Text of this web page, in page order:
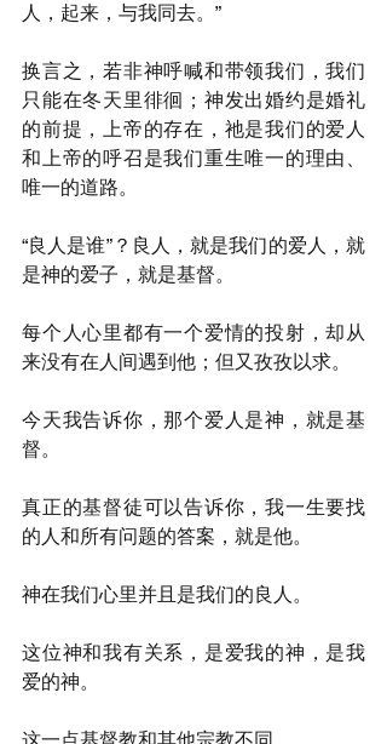
人，起来，与我同去。”
换言之，若非神呼喊和带领我们，我们
只能在冬天里徘徊；神发出婚约是婚礼
的前提，上帝的存在，祂是我们的爱人
和上帝的呼召是我们重生唯一的理由、
唯一的道路。
“良人是谁”？良人，就是我们的爱人，就
是神的爱子，就是基督。
每个人心里都有一个爱情的投射，却从
来没有在人间遇到他；但又孜孜以求。
今天我告诉你，那个爱人是神，就是基
督。
真正的基督徒可以告诉你，我一生要找
的人和所有问题的答案，就是他。
神在我们心里并且是我们的良人。
这位神和我有关系，是爱我的神，是我
爱的神。